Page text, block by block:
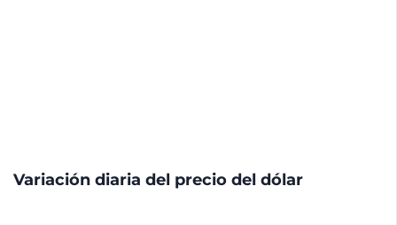
Variación diaria del precio del dólar